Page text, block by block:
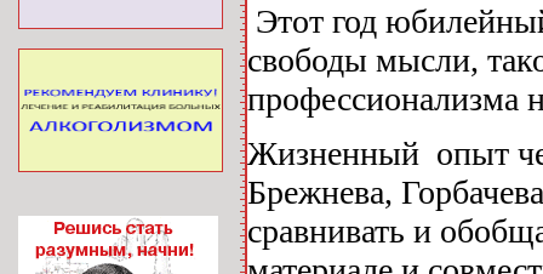
Этот год
свободы мысли,
профессионализма
Жизненный опыт
Брежнева,
сравнивать и